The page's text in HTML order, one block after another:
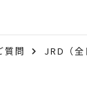
質問 JRD（